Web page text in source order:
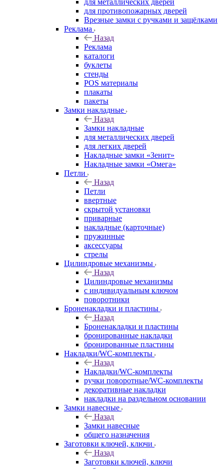
для металлических дверей
для противопожарных дверей
Врезные замки с ручками и защёлками
Реклама
Назад
Реклама
каталоги
буклеты
стенды
POS материалы
плакаты
пакеты
Замки накладные
Назад
Замки накладные
для металлических дверей
для легких дверей
Накладные замки «Зенит»
Накладные замки «Омега»
Петли
Назад
Петли
ввертные
скрытой установки
приварные
накладные (карточные)
пружинные
аксессуары
стрелы
Цилиндровые механизмы
Назад
Цилиндровые механизмы
с индивидуальным ключом
поворотники
Броненакладки и пластины
Назад
Броненакладки и пластины
бронированные накладки
бронированные пластины
Накладки/WC-комплекты
Назад
Накладки/WC-комплекты
ручки поворотные/WC-комплекты
декоративные накладки
накладки на раздельном основании
Замки навесные
Назад
Замки навесные
общего назначения
Заготовки ключей, ключи
Назад
Заготовки ключей, ключи